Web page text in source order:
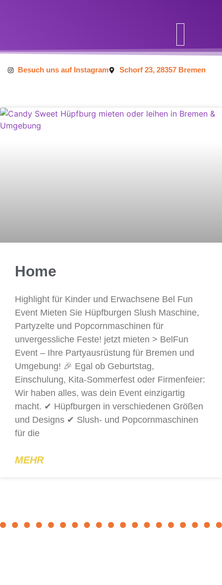
Besuch uns auf Instagram Schorf 23, 28357 Bremen
Home
Highlight für Kinder und Erwachsene Bel Fun
Event Mieten Sie Hüpfburgen Slush Maschine,
Partyzelte und Popcornmaschinen für
unvergessliche Feste! jetzt mieten > BelFun
Event – Ihre Partyausrüstung für Bremen und
Umgebung! 🎉 Egal ob Geburtstag,
Einschulung, Kita-Sommerfest oder Firmenfeier:
Wir haben alles, was dein Event einzigartig
macht. ✔ Hüpfburgen in verschiedenen Größen
und Designs ✔ Slush- und Popcornmaschinen
für die
MEHR